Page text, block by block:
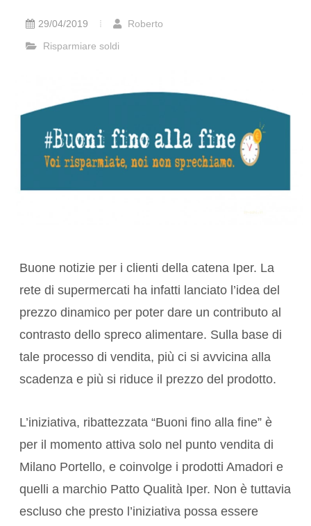
29/04/2019
Roberto
Risparmiare soldi
Buone notizie per i clienti della catena Iper. La
rete di supermercati ha infatti lanciato l’idea del
prezzo dinamico per poter dare un contributo al
contrasto dello spreco alimentare. Sulla base di
tale processo di vendita, più ci si avvicina alla
scadenza e più si riduce il prezzo del prodotto.
L’iniziativa, ribattezzata “Buoni fino alla fine” è
per il momento attiva solo nel punto vendita di
Milano Portello, e coinvolge i prodotti Amadori e
quelli a marchio Patto Qualità Iper. Non è tuttavia
escluso che presto l’iniziativa possa essere